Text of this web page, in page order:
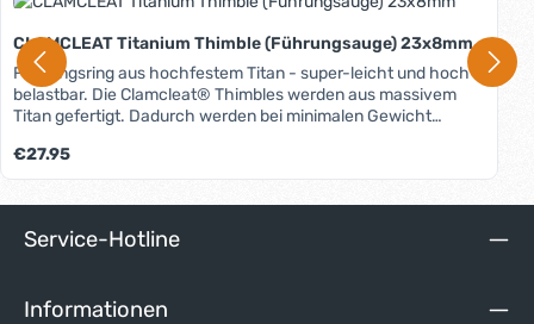
CLAMCLEAT Titanium Thimble (Führungsauge) 23x8mm
Führungsring aus hochfestem Titan - super-leicht und hoch-
belastbar. Die Clamcleat® Thimbles werden aus massivem
Titan gefertigt. Dadurch werden bei minimalen Gewicht
Korrosionsbeständigkeit erreicht. Eine extra-tiefe Seilführung
gewährleistet den festen Sitz der Leine. Ideal für alle
Hochlastanwendungen in Kombination mit Leinen aus HiTech-
Regulärer Preis:
€27.95
Service-Hotline
Informationen